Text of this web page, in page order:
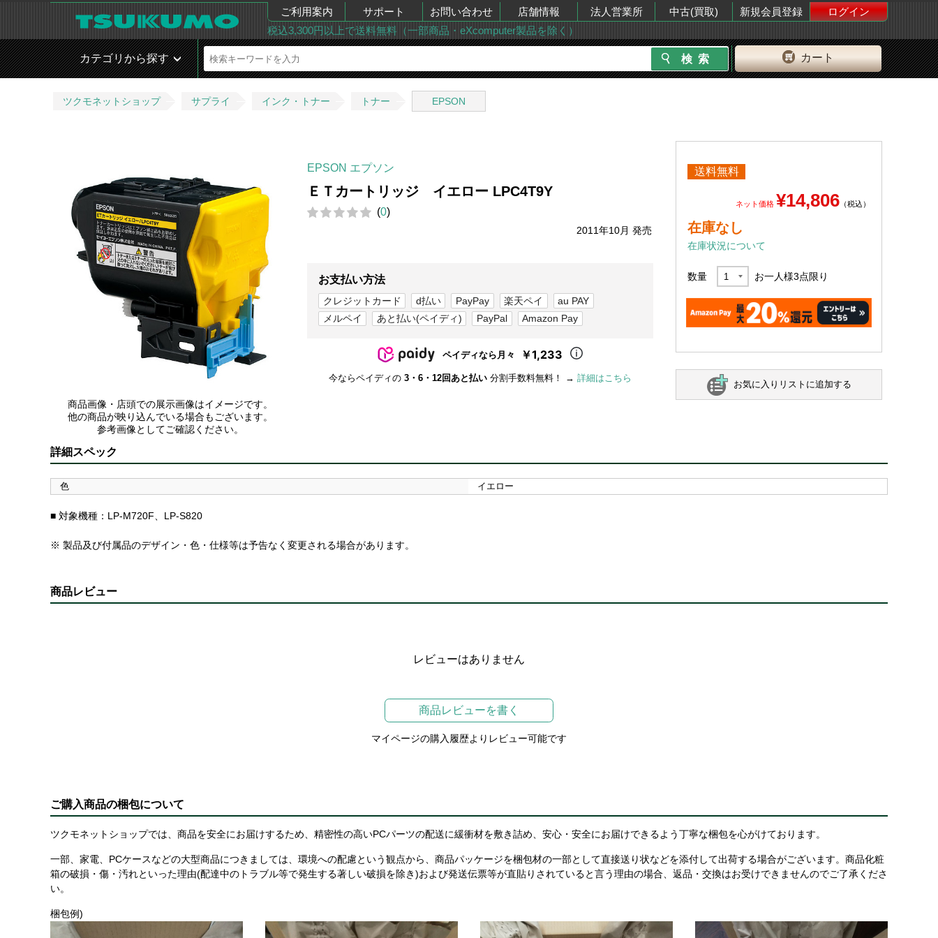
ご利用案内 サポート お問い合わせ 店舗情報 法人営業所 中古(買取) 新規会員登録
ログイン
税込3,300円以上で送料無料（一部商品・eXcomputer製品を除く）
カート
カテゴリから探す
ツクモネットショップ サプライ インク・トナー トナー EPSON
商品画像・店頭での展示画像はイメージです。
他の商品が映り込んでいる場合もございます。
参考画像としてご確認ください。
EPSON エプソン
ＥＴカートリッジ イエロー LPC4T9Y
(0)
2011年10月 発売
お支払い方法
クレジットカード d払い PayPay 楽天ペイ
au PAY
メルペイ
あと払い(ペイディ) PayPal Amazon Pay
ペイディなら月々 ￥1,233
今ならペイディの 3・6・12回あと払い 分割手数料無料！ → 詳細はこちら
送料無料
ネット価格 ¥14,806 （税込）
在庫なし
在庫状況について
数量 お一人様3点限り
お気に入りリストに追加する
詳細スペック
色 イエロー
■ 対象機種：LP-M720F、LP-S820
※ 製品及び付属品のデザイン・色・仕様等は予告なく変更される場合があります。
商品レビュー
レビューはありません
商品レビューを書く
マイページの購入履歴よりレビュー可能です
ご購入商品の梱包について
ツクモネットショップでは、商品を安全にお届けするため、精密性の高いPCパーツの配送に緩衝材を敷き詰め、安心・安全にお届けできるよう丁寧な梱包を心がけております。
一部、家電、PCケースなどの大型商品につきましては、環境への配慮という観点から、商品パッケージを梱包材の一部として直接送り状などを添付して出荷する場合がございます。商品化粧
箱の破損・傷・汚れといった理由(配達中のトラブル等で発生する著しい破損を除き)および発送伝票等が直貼りされていると言う理由の場合、返品・交換はお受けできませんのでご了承くださ
い。
梱包例)